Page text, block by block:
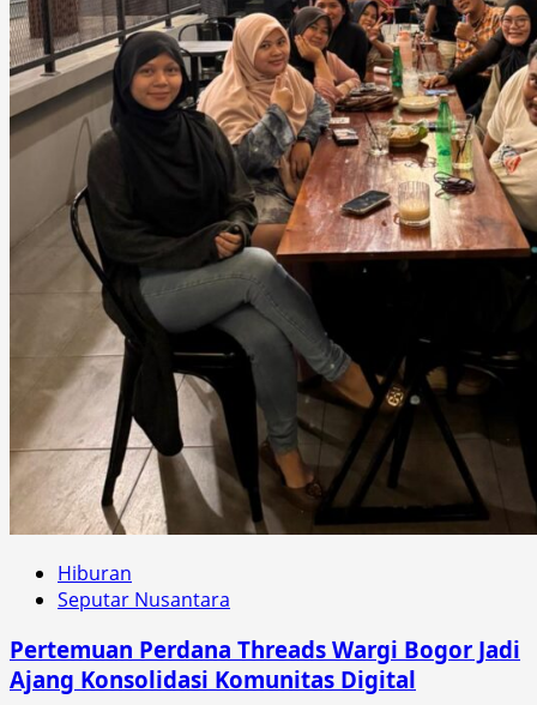
Hiburan
Seputar Nusantara
Pertemuan Perdana Threads Wargi Bogor Jadi
Ajang Konsolidasi Komunitas Digital